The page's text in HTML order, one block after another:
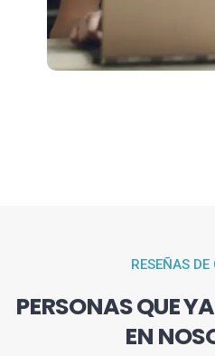
RESEÑAS DE
PERSONAS QUE
EN